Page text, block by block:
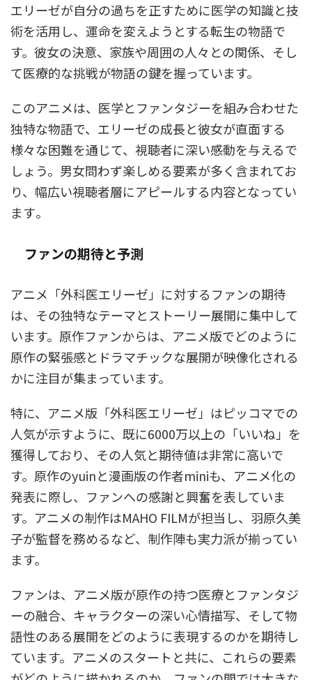
エリーゼが自分の過ちを正すために医学の知識と技
術を活用し、運命を変えようとする転生の物語で
す。彼女の決意、家族や周囲の人々との関係、そし
て医療的な挑戦が物語の鍵を握っています。
このアニメは、医学とファンタジーを組み合わせた
独特な物語で、エリーゼの成長と彼女が直面する
様々な困難を通じて、視聴者に深い感動を与えるで
しょう。男女問わず楽しめる要素が多く含まれてお
り、幅広い視聴者層にアピールする内容となってい
ます​​。
ファンの期待と予測
アニメ「外科医エリーゼ」に対するファンの期待
は、その独特なテーマとストーリー展開に集中して
います。原作ファンからは、アニメ版でどのように
原作の緊張感とドラマチックな展開が映像化される
かに注目が集まっています。
特に、アニメ版「外科医エリーゼ」はピッコマでの
人気が示すように、既に6000万以上の「いいね」を
獲得しており、その人気と期待値は非常に高いで
す。原作のyuinと漫画版の作者miniも、アニメ化の
発表に際し、ファンへの感謝と興奮を表していま
す。アニメの制作はMAHO FILMが担当し、羽原久美
子が監督を務めるなど、制作陣も実力派が揃ってい
ます。
ファンは、アニメ版が原作の持つ医療とファンタジ
ーの融合、キャラクターの深い心情描写、そして物
語性のある展開をどのように表現するのかを期待し
ています。アニメのスタートと共に、これらの要素